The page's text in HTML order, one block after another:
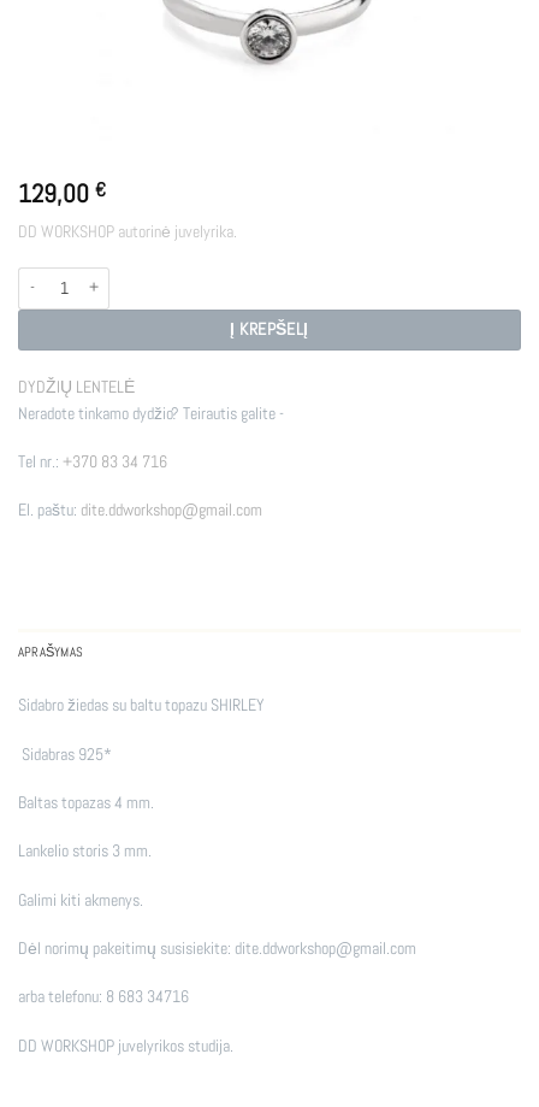
129,00 €
DD WORKSHOP autorinė juvelyrika.
produkto kiekis: SHIRLEY
Į KREPŠELĮ
DYDŽIŲ LENTELĖ
Neradote tinkamo dydžio? Teirautis galite -
Tel nr.: +370 83 34 716
El. paštu: dite.ddworkshop@gmail.com
APRAŠYMAS
Sidabro žiedas su baltu topazu SHIRLEY
Sidabras 925*
Baltas topazas 4 mm.
Lankelio storis 3 mm.
Galimi kiti akmenys.
Dėl norimų pakeitimų susisiekite: dite.ddworkshop@gmail.com
arba telefonu: 8 683 34716
DD WORKSHOP juvelyrikos studija.